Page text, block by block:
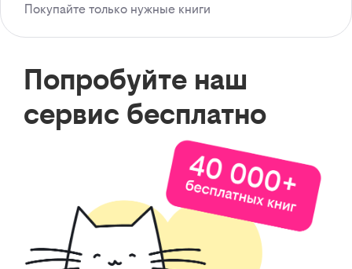
Покупайте только нужные книги
Попробуйте наш
сервис бесплатно